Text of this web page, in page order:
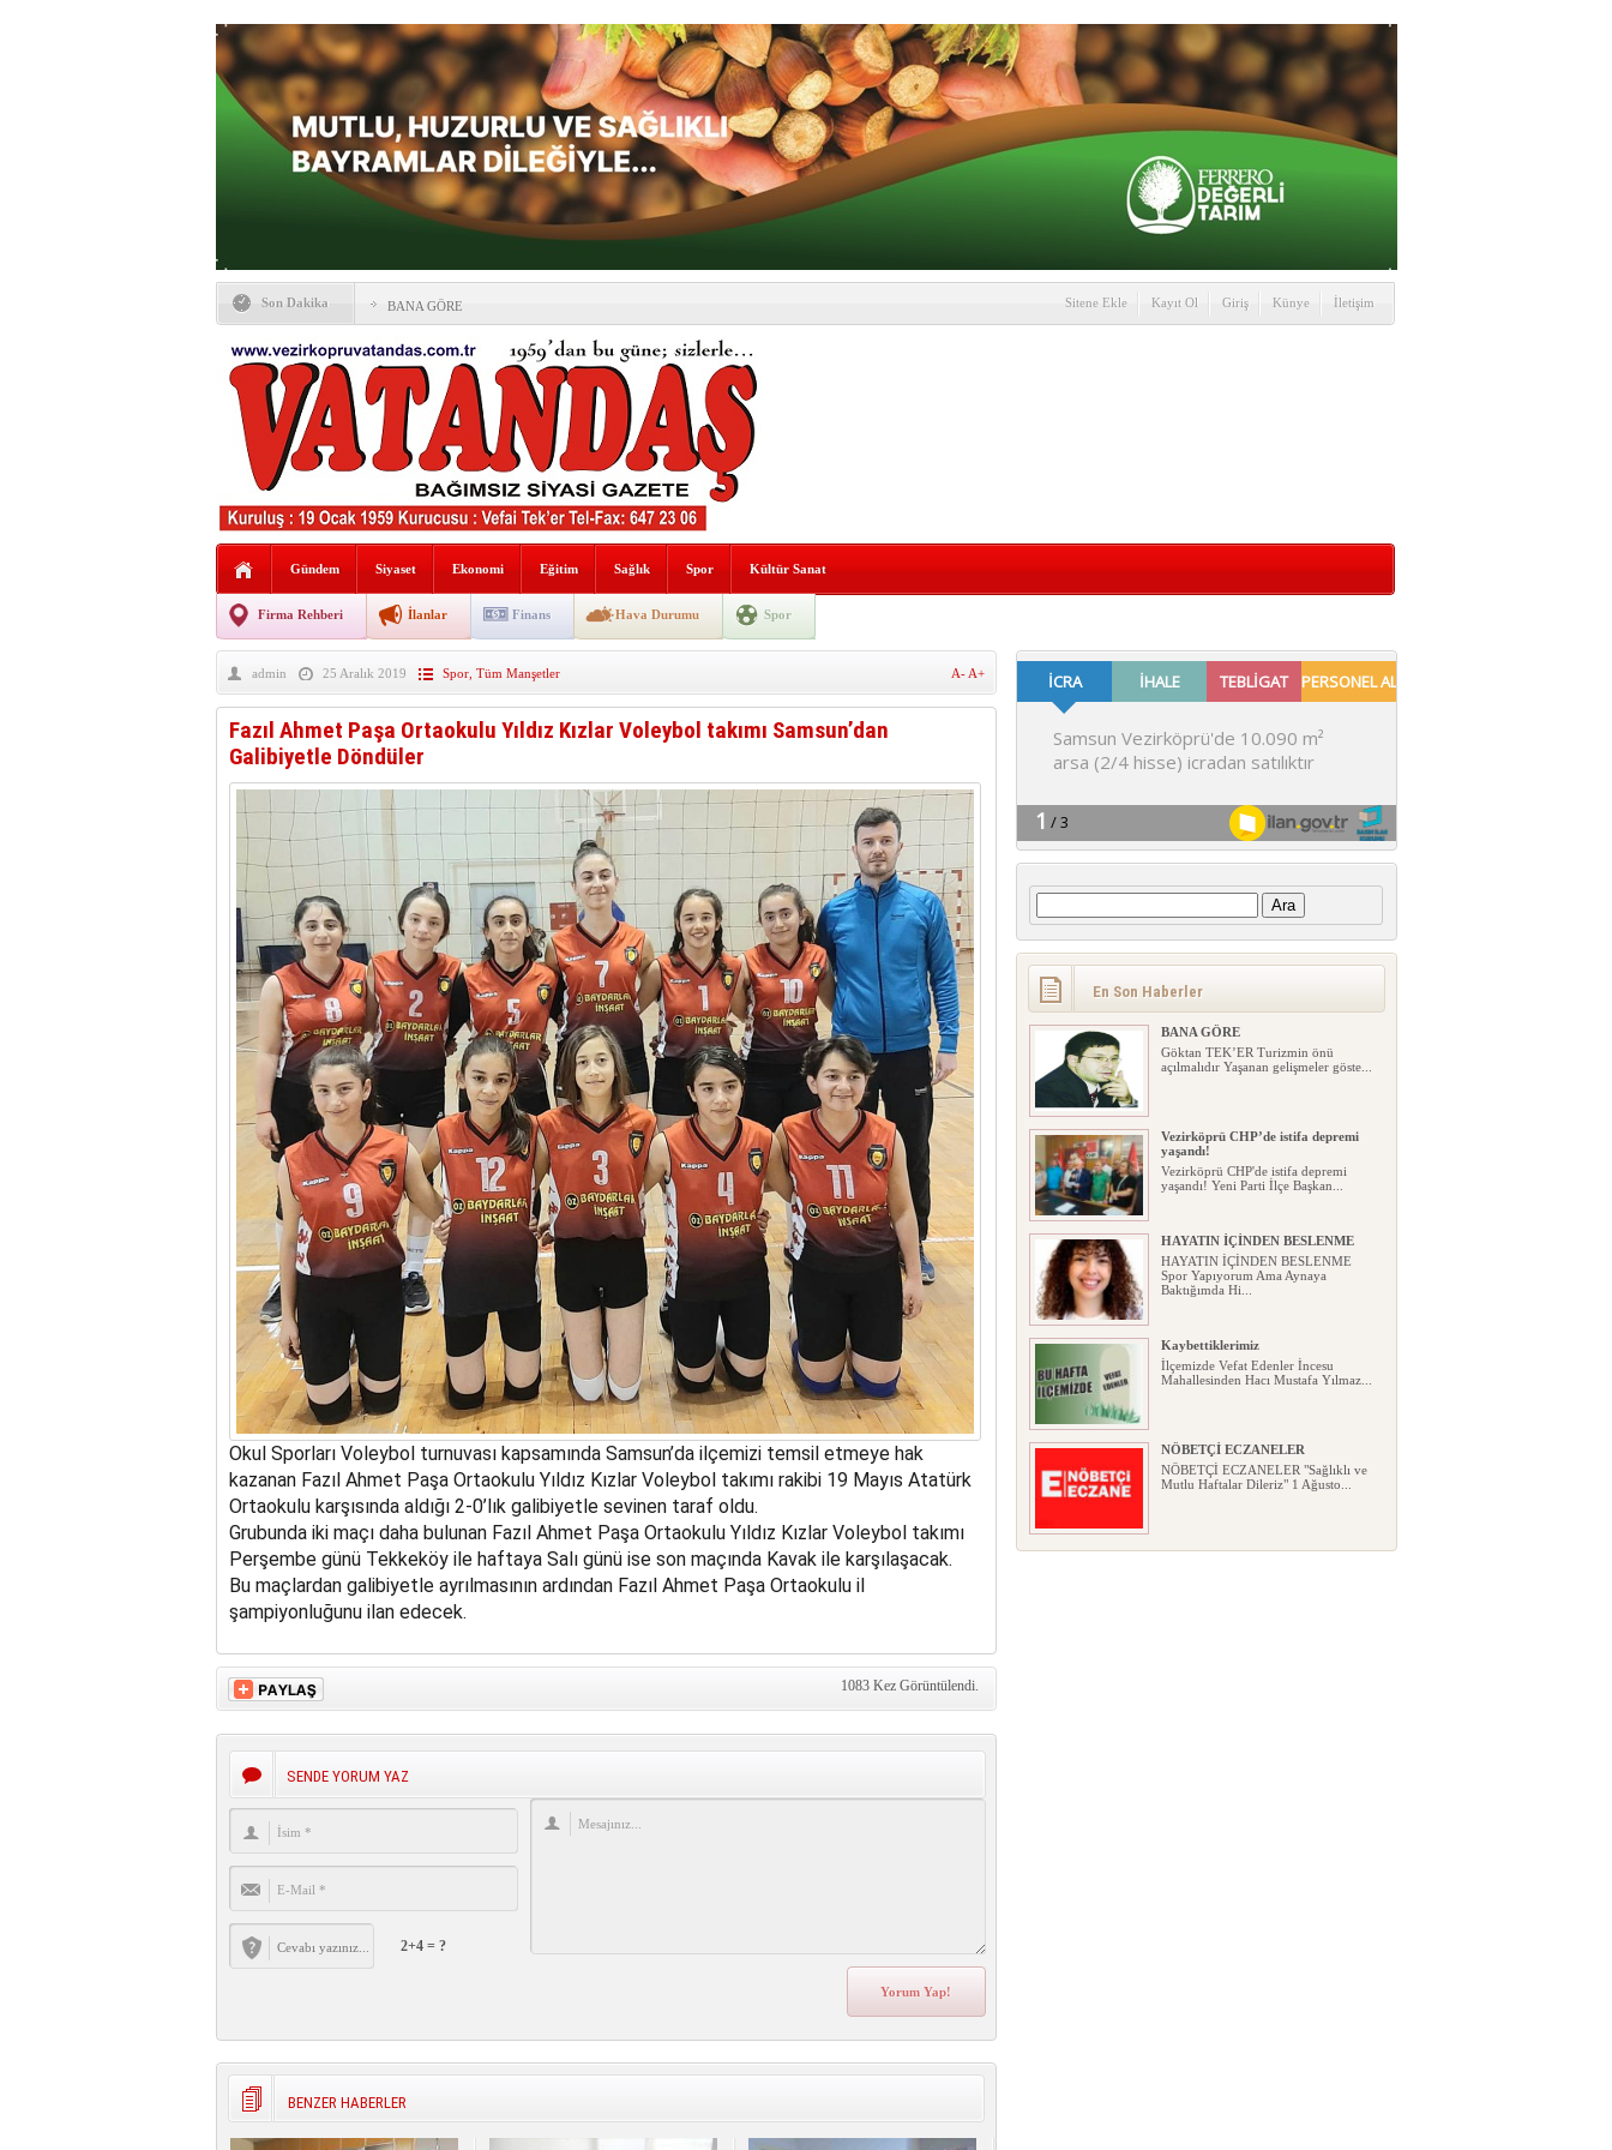
Son Dakika BANA GÖRE
Vezirköprü CHP’de istifa depremi yaşandı!
HAYATIN İÇİNDEN BESLENME
Kaybettiklerimiz
NÖBETÇİ ECZANELER
Okullarda yeni dönem: Yönetmelik kapsamlı şekilde
değişti
taşınıyor
Hafif ticari araç takla attı! 2’si Çocuk 5 Yaralı
“Yaz Seninle Güzel” doğa yürüyüşü
Sitene Ekle Kayıt Ol Giriş Künye İletişim
Gündem Siyaset Ekonomi Eğitim Sağlık Spor Kültür Sanat
Firma Rehberi İlanlar Finans Hava Durumu Spor
admin 25 Aralık 2019 Spor, Tüm Manşetler A- A+
Fazıl Ahmet Paşa Ortaokulu Yıldız Kızlar Voleybol takımı Samsun’dan
Galibiyetle Döndüler
Okul Sporları Voleybol turnuvası kapsamında Samsun’da ilçemizi temsil etmeye hak
kazanan Fazıl Ahmet Paşa Ortaokulu Yıldız Kızlar Voleybol takımı rakibi 19 Mayıs Atatürk
Ortaokulu karşısında aldığı 2-0’lık galibiyetle sevinen taraf oldu.
Grubunda iki maçı daha bulunan Fazıl Ahmet Paşa Ortaokulu Yıldız Kızlar Voleybol takımı
Perşembe günü Tekkeköy ile haftaya Salı günü ise son maçında Kavak ile karşılaşacak.
Bu maçlardan galibiyetle ayrılmasının ardından Fazıl Ahmet Paşa Ortaokulu il
şampiyonluğunu ilan edecek.
1083 Kez Görüntülendi.
SENDE YORUM YAZ
2+4 = ?
BENZER HABERLER
Arama:
En Son Haberler
BANA GÖRE
Göktan TEK’ER Turizmin önü
açılmalıdır Yaşanan gelişmeler göste...
Vezirköprü CHP’de istifa depremi
yaşandı!
Vezirköprü CHP'de istifa depremi
yaşandı! Yeni Parti İlçe Başkan...
HAYATIN İÇİNDEN BESLENME
HAYATIN İÇİNDEN BESLENME
Spor Yapıyorum Ama Aynaya
Baktığımda Hi...
Kaybettiklerimiz
İlçemizde Vefat Edenler İncesu
Mahallesinden Hacı Mustafa Yılmaz...
NÖBETÇİ ECZANELER
NÖBETÇİ ECZANELER "Sağlıklı ve
Mutlu Haftalar Dileriz" 1 Ağusto...
Okullarda yeni dönem: Yönetmelik